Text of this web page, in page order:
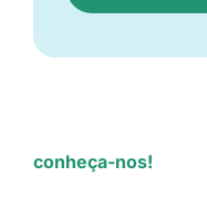
conheça-nos!